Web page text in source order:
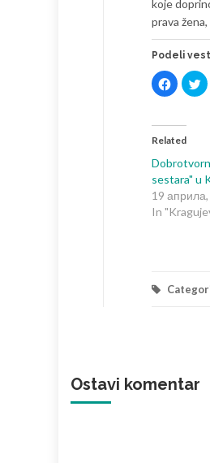
koje
prava
Podeli
Click
to
share
(Opens
in
window)
to
Related
sestara" u
19
In
Ostavi komentar